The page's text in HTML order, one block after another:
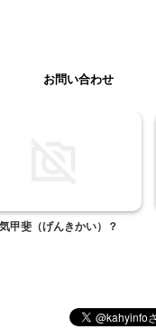
お問い合わせ
斐（げんきかい）？